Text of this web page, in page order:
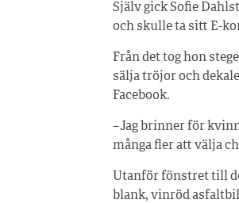
Själv gick Sofie
och skulle ta sitt E-
Från det tog hon
sälja tröjor och
Facebook.
– Jag brinner för
många fler att välja
Utanför fönstret till
blank, vinröd